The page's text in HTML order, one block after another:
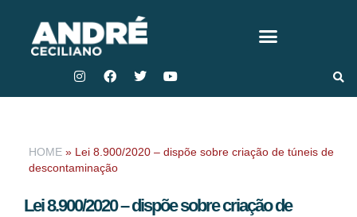
HOME » Lei 8.900/2020 – dispõe sobre criação de túneis de
descontaminação
Lei 8.900/2020 – dispõe sobre criação de